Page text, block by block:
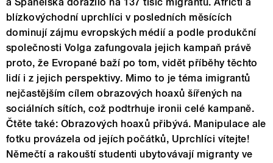
blízkovýchodní uprchlíci v posledních měsících
dominují zájmu evropských médií a podle produkční
společnosti Volga zafungovala jejich kampaň právě
proto, že Evropané baží po tom, vidět příběhy těchto
lidí i z jejich perspektivy. Mimo to je téma imigrantů
nejčastějším cílem obrazových hoaxů šířených na
sociálních sítích, což podtrhuje ironii celé kampaně.
Čtěte také: Obrazových hoaxů přibývá. Manipulace ale
fotku provázela od jejích počátků, Uprchlíci vítejte!
Němečtí a rakouští studenti ubytovávají migranty ve